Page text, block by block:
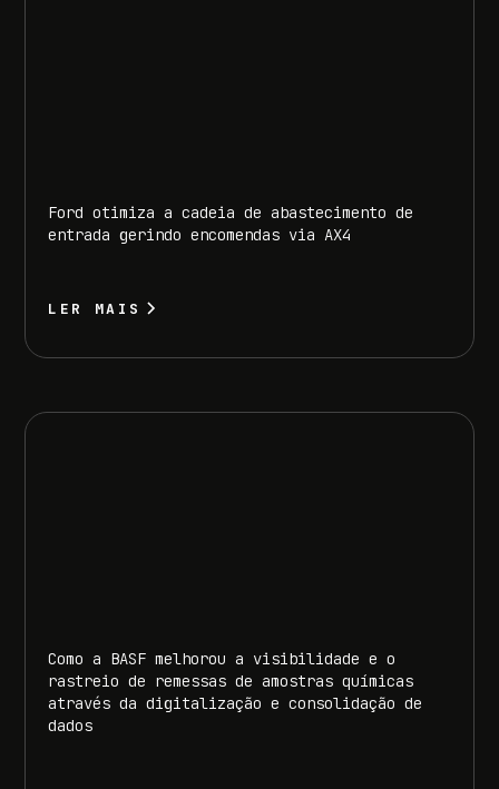
Ford otimiza a cadeia de abastecimento de
entrada gerindo encomendas via AX4
LER MAIS
Como a BASF melhorou a visibilidade e o
rastreio de remessas de amostras químicas
através da digitalização e consolidação de
dados